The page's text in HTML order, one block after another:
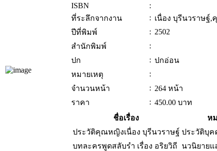
ISBN
:
ที่ระลึกจากงาน
: เนื่อง บุรีนวราษฐ์
ปีที่พิมพ์
: 2502
สำนักพิมพ์
:
ปก
: ปกอ่อน
หมายเหตุ
:
จำนวนหน้า
: 264 หน้า
ราคา
: 450.00 บาท
ชื่อเรื่อง
ห
ประวัติคุณหญิงเนื่อง บุรีนวราษฐ์ ประวัติบุค
บทละครพูดสลับรำ เรื่อง อริยวิถี
นวนิยาย